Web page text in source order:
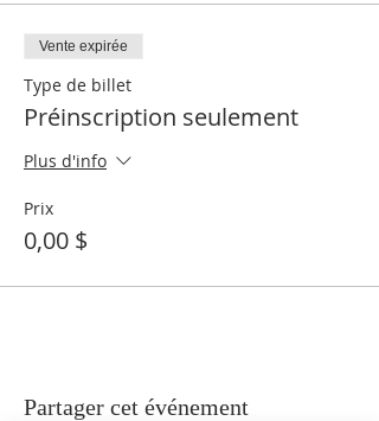
Vente expirée
Type de billet
Préinscription seulement
Plus d'info
Prix
0,00 $
Partager cet événement